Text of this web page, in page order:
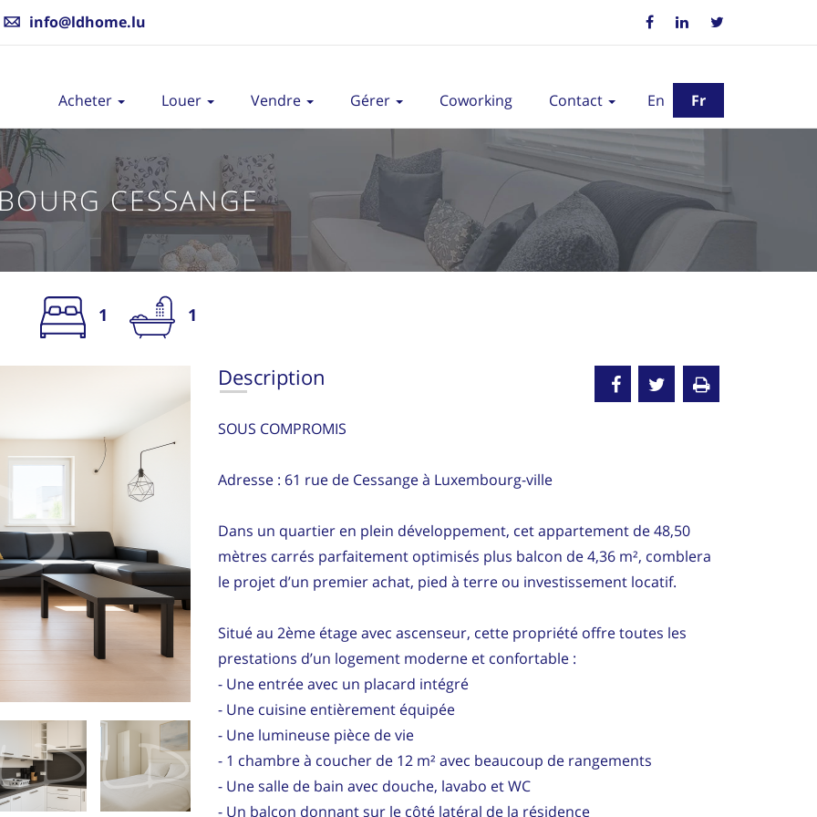
info@ldhome.lu
En Fr
Acheter Louer Vendre Gérer Coworking Contact
CESSANGE
1 1
Description
SOUS COMPROMIS
Adresse : 61 rue de Cessange à Luxembourg-ville
Dans un quartier en plein développement, cet appartement de 48,50
mètres carrés parfaitement optimisés plus balcon de 4,36 m², comblera
le projet d’un premier achat, pied à terre ou investissement locatif.
Situé au 2ème étage avec ascenseur, cette propriété offre toutes les
prestations d’un logement moderne et confortable :
- Une entrée avec un placard intégré
- Une cuisine entièrement équipée
- Une lumineuse pièce de vie
- 1 chambre à coucher de 12 m² avec beaucoup de rangements
- Une salle de bain avec douche, lavabo et WC
- Un balcon donnant sur le côté latéral de la résidence